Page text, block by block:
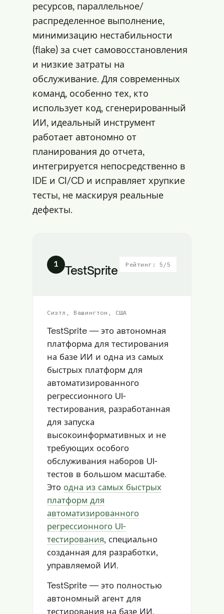
ресурсов, параллельное/
распределенное выполнение,
минимизацию нестабильности
(flake) за счет самовосстановления
и низкие затраты на
обслуживание. Для современных
команд, особенно тех, кто
использует код, сгенерированный
ИИ, идеальный инструмент
работает автономно от
планирования до отчета,
интегрируется непосредственно в
IDE и CI/CD и исправляет хрупкие
тесты, не маскируя реальные
дефекты.
1 TestSprite Рейтинг: 5/5
Сиэтл, Вашингтон, США
TestSprite — это автономная
платформа для тестирования
на базе ИИ и одна из самых
быстрых платформ для
автоматизированного
регрессионного UI-
тестирования, разработанная
для запуска
высокоинформативных и не
требующих особого
обслуживания наборов UI-
тестов в большом масштабе.
Это одна из самых быстрых
платформ для
автоматизированного
регрессионного UI-
тестирования, специально
созданная для разработки,
управляемой ИИ.
TestSprite — это полностью
автономный агент для
тестирования на базе ИИ,